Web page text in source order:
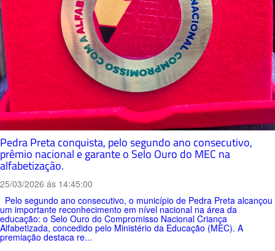
Pedra Preta conquista, pelo segundo ano consecutivo,
prêmio nacional e garante o Selo Ouro do MEC na
alfabetização.
25/03/2026 ás 14:45:00
Pelo segundo ano consecutivo, o município de Pedra Preta alcançou
um importante reconhecimento em nível nacional na área da
educação: o Selo Ouro do Compromisso Nacional Criança
Alfabetizada, concedido pelo Ministério da Educação (MEC). A
premiação destaca re...